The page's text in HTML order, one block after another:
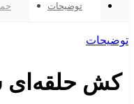
توضیحات
توضیحات
کش حلقه‌ای